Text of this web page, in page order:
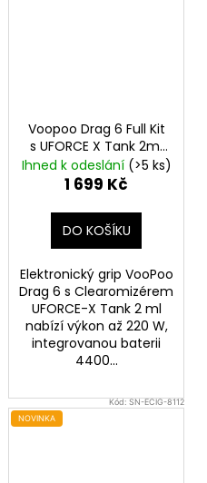
Voopoo Drag 6 Full Kit
s UFORCE X Tank 2ml
Silver4400mAh
Ihned k odeslání (>5 ks)
1 699 Kč
DO KOŠÍKU
Elektronický grip VooPoo
Drag 6 s Clearomizérem
UFORCE-X Tank 2 ml
nabízí výkon až 220 W,
integrovanou baterii
4400...
Kód:SN-ECIG-8112
NOVINKA